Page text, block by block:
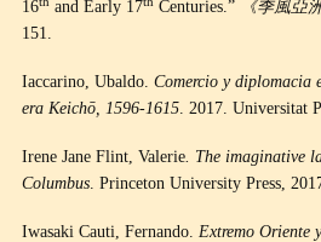
16
and Early 17 Centuries.” 《季風亞
151.
Iaccarino, Ubaldo. Comercio y diplomacia
era Keichō, 1596-1615. 2017. Universitat
Irene Jane Flint, Valerie. The imaginative
Columbus. Princeton University Press,
Iwasaki Cauti, Fernando. Extremo Oriente